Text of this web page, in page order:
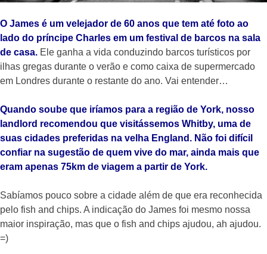
O James é um velejador de 60 anos que tem até foto ao
lado do príncipe Charles em um festival de barcos na sala
de casa. Ele ganha a vida conduzindo barcos turísticos por
ilhas gregas durante o verão e como caixa de supermercado
em Londres durante o restante do ano. Vai entender…
Quando soube que iríamos para a região de York, nosso
landlord recomendou que visitássemos Whitby, uma de
suas cidades preferidas na velha England. Não foi difícil
confiar na sugestão de quem vive do mar, ainda mais que
eram apenas 75km de viagem a partir de York.
Sabíamos pouco sobre a cidade além de que era reconhecida
pelo fish and chips. A indicação do James foi mesmo nossa
maior inspiração, mas que o fish and chips ajudou, ah ajudou.
=)